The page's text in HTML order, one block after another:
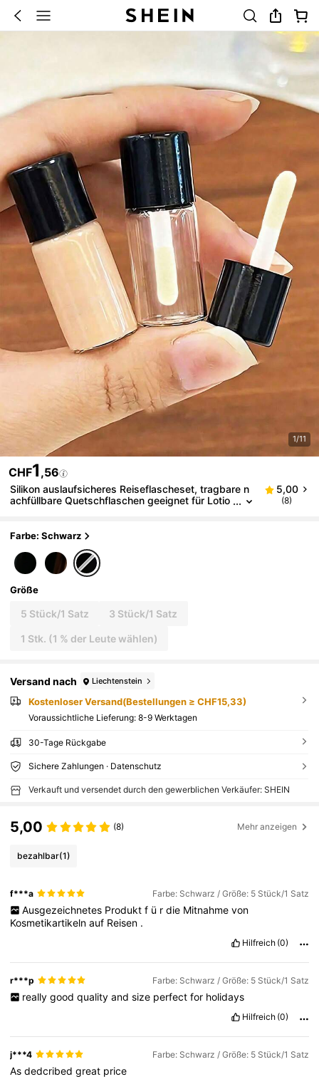
1/11
CHF1 ,56
Silikon auslaufsicheres Reiseflascheset, tragbare n
achfüllbare Quetschflaschen geeignet für Lotio
5,00
(8)
Farbe: Schwarz
Größe
5 Stück/1 Satz 3 Stück/1 Satz
1 Stk. (1 % der Leute wählen)
Versand nach Liechtenstein
Kostenloser Versand(Bestellungen ≥ CHF15,33)
Voraussichtliche Lieferung: 8-9 Werktagen
30-Tage Rückgabe
Sichere Zahlungen · Datenschutz
Verkauft und versendet durch den gewerblichen Verkäufer: SHEIN
5,00 (8) Mehr anzeigen
bezahlbar(1)
f***a Farbe: Schwarz / Größe: 5 Stück/1 Satz
Ausgezeichnetes Produkt f ü r die Mitnahme von
Kosmetikartikelnauf Reisen .
Hilfreich (0)
r***p Farbe: Schwarz / Größe: 5 Stück/1 Satz
really good quality and size perfect for holidays
Hilfreich (0)
j***4 Farbe: Schwarz / Größe: 5 Stück/1 Satz
Asdedcribedgreat price